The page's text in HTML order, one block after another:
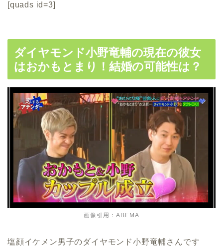
[quads id=3]
ダイヤモンド小野竜輔の現在の彼女
はおかもとまり！結婚の可能性は？
画像引用：ABEMA
塩顔イケメン男子のダイヤモンド小野竜輔さんです